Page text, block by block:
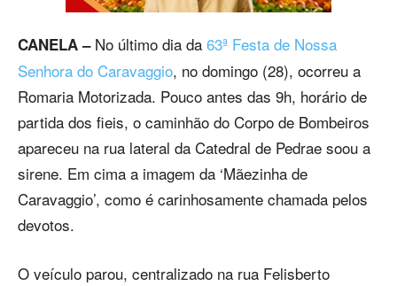
CANELA – No último dia da 63ª Festa de Nossa
Senhora do Caravaggio, no domingo (28), ocorreu a
Romaria Motorizada. Pouco antes das 9h, horário de
partida dos fieis, o caminhão do Corpo de Bombeiros
apareceu na rua lateral da Catedral de Pedrae soou a
sirene. Em cima a imagem da ‘Mãezinha de
Caravaggio’, como é carinhosamente chamada pelos
devotos.
O veículo parou, centralizado na rua Felisberto